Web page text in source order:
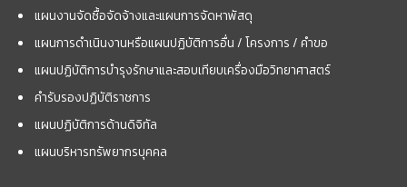
แผนงานจัดซื้อจัดจ้างและแผนการจัดหาพัสดุ
แผนการดำเนินงานหรือแผนปฏิบัติการอื่น / โครงการ / คำขอ
แผนปฏิบัติการบำรุงรักษาและสอบเทียบเครื่องมือวิทยาศาสตร์
คำรับรองปฏิบัติราชการ
แผนปฏิบัติการด้านดิจิทัล
แผนบริหารทรัพยากรบุคคล